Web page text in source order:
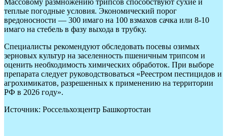
Массовому размножению трипсов способствуют сухие и
теплые погодные условия. Экономический порог
вредоносности — 300 имаго на 100 взмахов сачка или 8-10
имаго на стебель в фазу выхода в трубку.
Специалисты рекомендуют обследовать посевы озимых
зерновых культур на заселенность пшеничным трипсом и
оценить необходимость химических обработок. При выборе
препарата следует руководствоваться «Реестром пестицидов и
агрохимикатов, разрешенных к применению на территории
РФ в 2026 году».
Источник: Россельхозцентр Башкортостан